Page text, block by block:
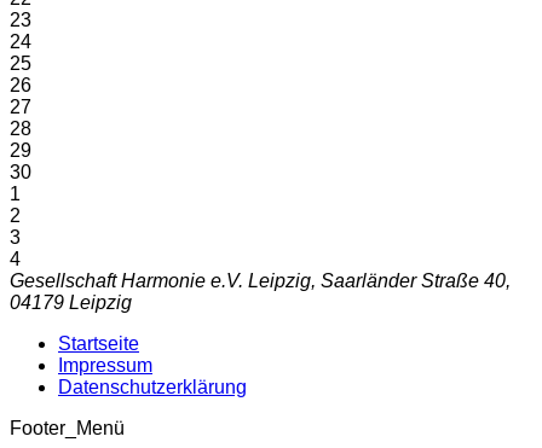
23
24
25
26
27
28
29
30
1
2
3
4
Gesellschaft Harmonie e.V. Leipzig, Saarländer Straße 40,
04179 Leipzig
Startseite
Impressum
Datenschutzerklärung
Footer_Menü